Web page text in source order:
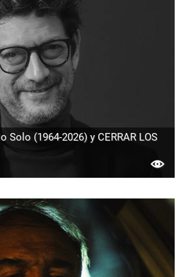
Solo (1964-2026) y CERRAR LOS